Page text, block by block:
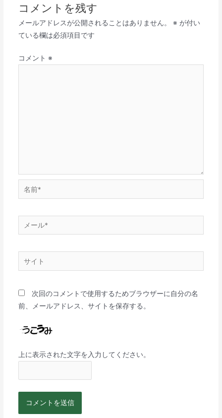
コメントを残す
メールアドレスが公開されることはありません。 ※ が付い
ている欄は必須項目です
コメント ※
次回のコメントで使用するためブラウザーに自分の名
前、メールアドレス、サイトを保存する。
上に表示された文字を入力してください。